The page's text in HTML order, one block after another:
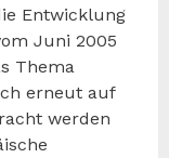
Entwicklung
Juni 2005
Thema
erneut auf
werden